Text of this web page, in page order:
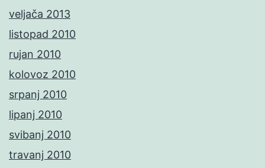
veljača 2013
listopad 2010
rujan 2010
kolovoz 2010
srpanj 2010
lipanj 2010
svibanj 2010
travanj 2010